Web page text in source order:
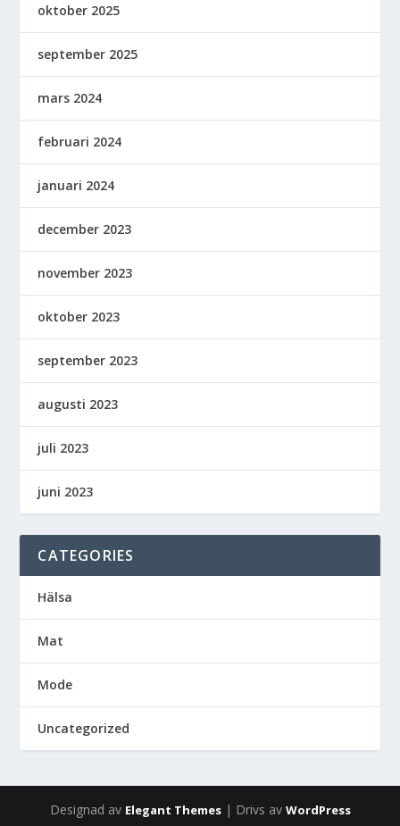
oktober 2025
september 2025
mars 2024
februari 2024
januari 2024
december 2023
november 2023
oktober 2023
september 2023
augusti 2023
juli 2023
juni 2023
CATEGORIES
Hälsa
Mat
Mode
Uncategorized
Designad av Elegant Themes| Drivs av WordPress